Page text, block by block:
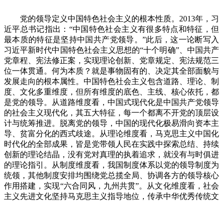
党的领导定义中国特色社会主义的根本性质。2013年，习
近平总书记指出：“中国特色社会主义有很多特点和特征，但
最本质的特征是坚持中国共产党领导。”此后，这一论断写入
习近平新时代中国特色社会主义思想的“十个明确”、中国共产
党章程、宪法修正案，实现理论创新、党章规定、宪法规范三
位一体贯通。何为本质？就是事物固有的、决定其全部面貌与
发展走向的根本属性。中国特色社会主义包含道路、理论、制
度、文化多重维度，但所有维度的底色、主线、核心依托，都
是党的领导。从道路维度看，中国式现代化是中国共产党领导
的社会主义现代化，其五大特征，每一个都离不开党的顶层设
计与统筹推进。脱离党的领导，中国的现代化极易滑向资本主
导、贫富分化的西式歧途。从理论维度看，马克思主义中国化
时代化的全部成果，皆是党带领人民在实践中探索总结、持续
创新的理论结晶，没有党对真理的执着追求，就没有与时俱进
的理论指引。从制度维度看，我国制度体系以党的领导制度为
统领，其他制度安排均围绕党总揽全局、协调各方的领导核心
作用搭建，实现“六合同风，九州共贯”。从文化维度看，社会
主义先进文化坚持马克思主义指导地位，传承中华优秀传统文